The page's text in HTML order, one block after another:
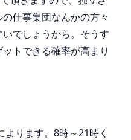
仕事集団なんかの方々
でしょうから。そうす
トできる確率が高まり
ります。8時～21時く